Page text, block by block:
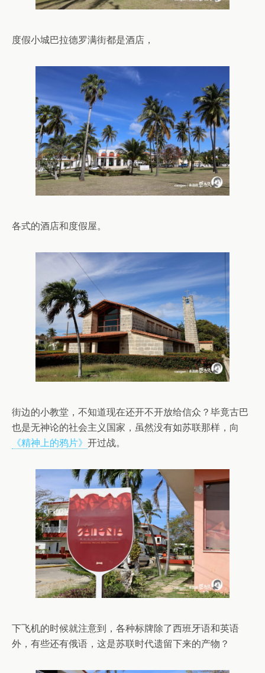
度假小城巴拉德罗满街都是酒店，
各式的酒店和度假屋。
街边的小教堂，不知道现在还开不开放给信众？毕竟古巴
也是无神论的社会主义国家，虽然没有如苏联那样，向
《精神上的鸦片》 开过战。
下飞机的时候就注意到，各种标牌除了西班牙语和英语
外，有些还有俄语，这是苏联时代遗留下来的产物？